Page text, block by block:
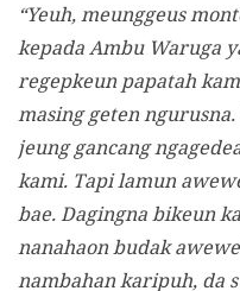
“Yeuh, meunggeus
kepada Ambu Waruga
regepkeun papatah
masing geten
jeung gancang
kami. Tapi lamun
bae. Dagingna bikeun
nanahaon budak
nambahan karipuh, da